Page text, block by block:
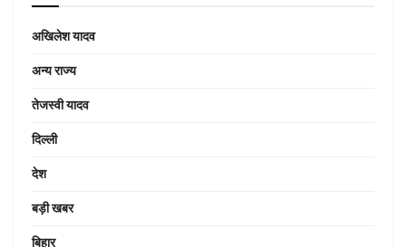
अखिलेश यादव
अन्य राज्य
तेजस्वी यादव
दिल्ली
देश
बड़ी खबर
बिहार